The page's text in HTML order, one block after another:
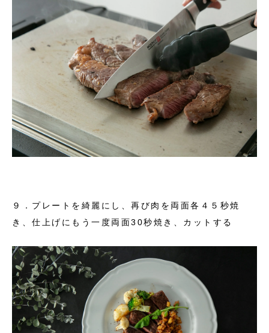
９．プレートを綺麗にし、再び肉を両面各４５秒焼
き、仕上げにもう一度両面30秒焼き、カットする